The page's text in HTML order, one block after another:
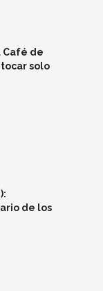
Café de
solo
de los